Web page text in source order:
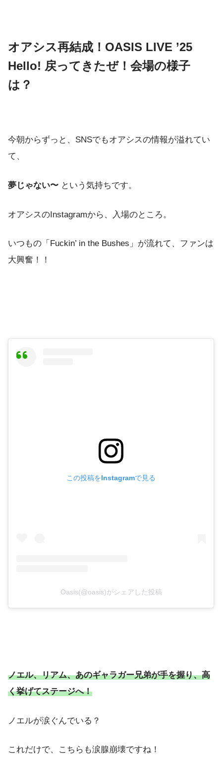
オアシス再結成！OASIS LIVE ’25
Hello! 戻ってきたぜ！会場の様子
は？
今朝からずっと、SNSでもオアシスの情報が溢れてい
て、
夢じゃない〜 という気持ちです。
オアシスのInstagramから、入場のところ。
いつもの「Fuckin’ in the Bushes」が流れて、ファンは
大興奮！！
この投稿をInstagramで見る
Oasis(@oasis)がシェアした投稿
ノエル、リアム、あのギャラガー兄弟が手を握り、高
く挙げてステージへ！
ノエルが涙ぐんでいる？
これだけで、こちらも涙腺崩壊ですね！